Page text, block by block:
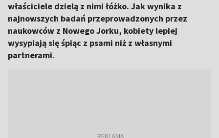
właściciele dzielą z nimi łóżko. Jak wynika z
najnowszych badań przeprowadzonych przez
naukowców z Nowego Jorku, kobiety lepiej
wysypiają się śpiąc z psami niż z własnymi
partnerami.